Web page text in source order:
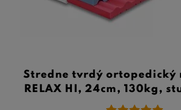
Stredne tvrdý ortopedický
RELAX HI, 24cm, 130kg,